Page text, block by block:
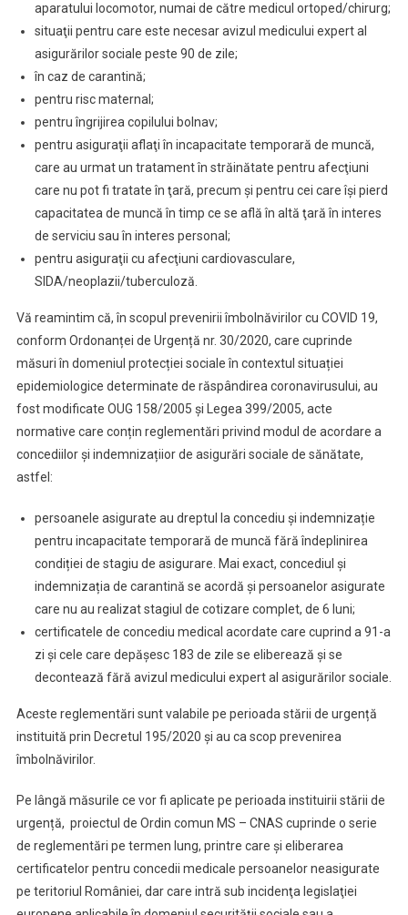
aparatului locomotor, numai de către medicul ortoped/chirurg;
situaţii pentru care este necesar avizul medicului expert al
asigurărilor sociale peste 90 de zile;
în caz de carantină;
pentru risc maternal;
pentru îngrijirea copilului bolnav;
pentru asiguraţii aflaţi în incapacitate temporară de muncă,
care au urmat un tratament în străinătate pentru afecţiuni
care nu pot fi tratate în ţară, precum şi pentru cei care îşi pierd
capacitatea de muncă în timp ce se află în altă ţară în interes
de serviciu sau în interes personal;
pentru asiguraţii cu afecţiuni cardiovasculare,
SIDA/neoplazii/tuberculoză.
Vă reamintim că, în scopul prevenirii îmbolnăvirilor cu COVID 19,
conform Ordonanței de Urgență nr. 30/2020, care cuprinde
măsuri în domeniul protecției sociale în contextul situației
epidemiologice determinate de răspândirea coronavirusului, au
fost modificate OUG 158/2005 și Legea 399/2005, acte
normative care conțin reglementări privind modul de acordare a
concediilor și indemnizațiior de asigurări sociale de sănătate,
astfel:
persoanele asigurate au dreptul la concediu și indemnizație
pentru incapacitate temporară de muncă fără îndeplinirea
condiției de stagiu de asigurare. Mai exact, concediul și
indemnizația de carantină se acordă și persoanelor asigurate
care nu au realizat stagiul de cotizare complet, de 6 luni;
certificatele de concediu medical acordate care cuprind a 91-a
zi și cele care depășesc 183 de zile se eliberează și se
decontează fără avizul medicului expert al asigurărilor sociale.
Aceste reglementări sunt valabile pe perioada stării de urgență
instituită prin Decretul 195/2020 și au ca scop prevenirea
îmbolnăvirilor.
Pe lângă măsurile ce vor fi aplicate pe perioada instituirii stării de
urgență, proiectul de Ordin comun MS – CNAS cuprinde o serie
de reglementări pe termen lung, printre care și eliberarea
certificatelor pentru concedii medicale persoanelor neasigurate
pe teritoriul României, dar care intră sub incidenţa legislaţiei